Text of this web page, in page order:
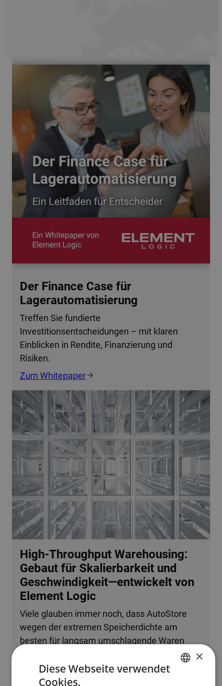
Der Finance Case für
Lagerautomatisierung
Treffen Sie fundierte
Investitionsentscheidungen – mit klaren
Einblicken in Rendite, Finanzierung und
Risiken.
Zum Whitepaper
High-Throughput Warehousing:
Gebaut für Skalierbarkeit und
Geschwindigkeit—entwickelt von
Element Logic
Viele glauben immer noch, dass AutoStore
wegen der extremen Speicherdichte am
besten für langsam umschlagende Waren
oder kleine Betriebe geeignet ist. Tatsache ist,
dass das System problemlos mehrere
zehntausend Bestellzeilen pro Stunde
×
Diese Webseite verwendet
Cookies.